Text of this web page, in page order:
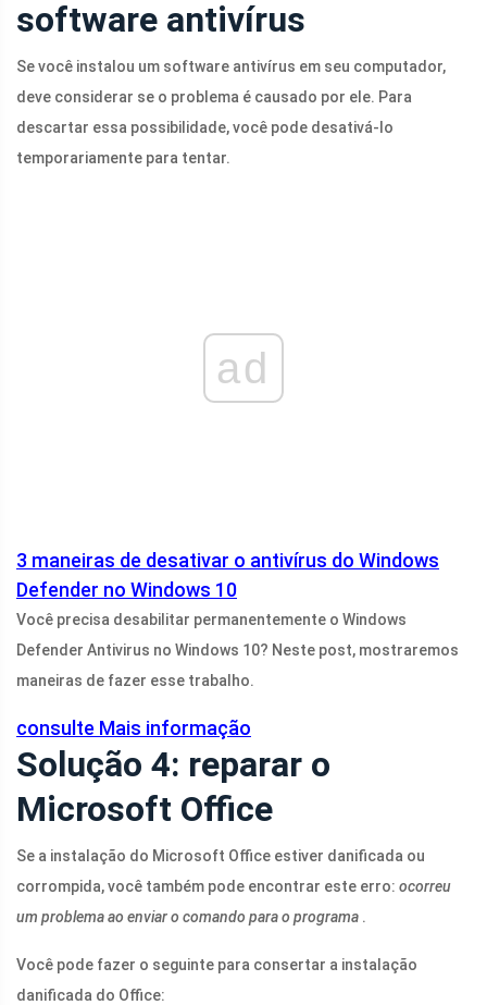
software antivírus
Se você instalou um software antivírus em seu computador,
deve considerar se o problema é causado por ele. Para
descartar essa possibilidade, você pode desativá-lo
temporariamente para tentar.
ad
3 maneiras de desativar o antivírus do Windows
Defender no Windows 10
Você precisa desabilitar permanentemente o Windows
Defender Antivirus no Windows 10? Neste post, mostraremos
maneiras de fazer esse trabalho.
consulte Mais informação
Solução 4: reparar o
Microsoft Office
Se a instalação do Microsoft Office estiver danificada ou
corrompida, você também pode encontrar este erro: ocorreu
um problema ao enviar o comando para o programa .
Você pode fazer o seguinte para consertar a instalação
danificada do Office: